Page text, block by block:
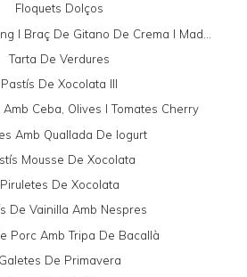
Floquets Dolços
I Braç De Gitano De Crema I Mad...
Tarta De Verdures
Pastís De Xocolata III
Ceba, Olives I Tomates Cherry
Amb Quallada De Iogurt
Mousse De Xocolata
Piruletes De Xocolata
De Vainilla Amb Nespres
Porc Amb Tripa De Bacallà
Galetes De Primavera